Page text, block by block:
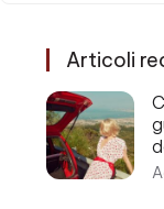
Articoli